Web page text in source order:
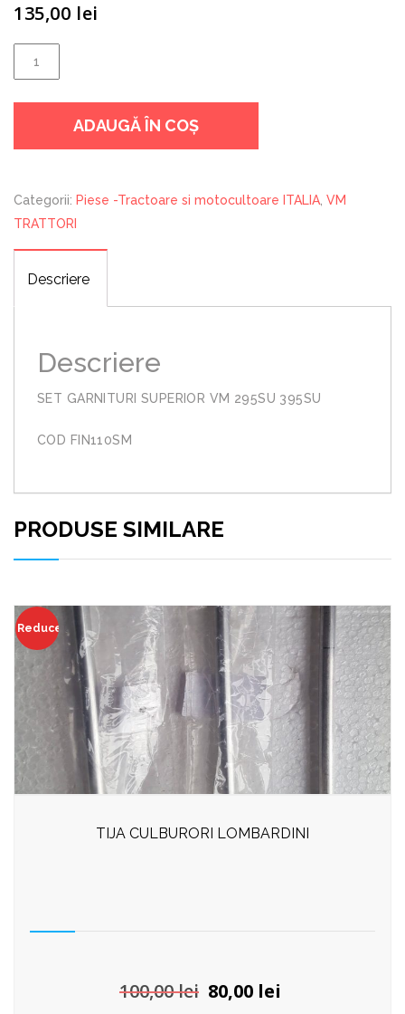
135,00 lei
SET
GARNITURI
SUPERIOR
VM
395SU
ADAUGĂ ÎN COȘ
Categorii: Piese -Tractoare si motocultoare ITALIA VM
TRATTORI
Descriere
Descriere
SET GARNITURI SUPERIOR VM 295SU 395SU
COD FIN110SM
PRODUSE SIMILARE
Reduceri!
TIJA CULBURORI LOMBARDINI
100,00lei Prețul
80,00 lei